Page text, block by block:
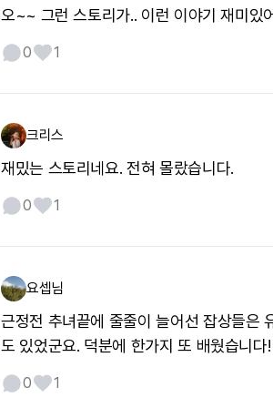
오~~ 그런 스토리가.. 이런 이야기 재미있
0 1
크리스
재밌는 스토리네요. 전혀 몰랐습니다.
0 1
요셉님
근정전 추녀끝에 줄줄이 늘어선 잡상들은
도 있었군요. 덕분에 한가지 또 배웠습니다!
0 1